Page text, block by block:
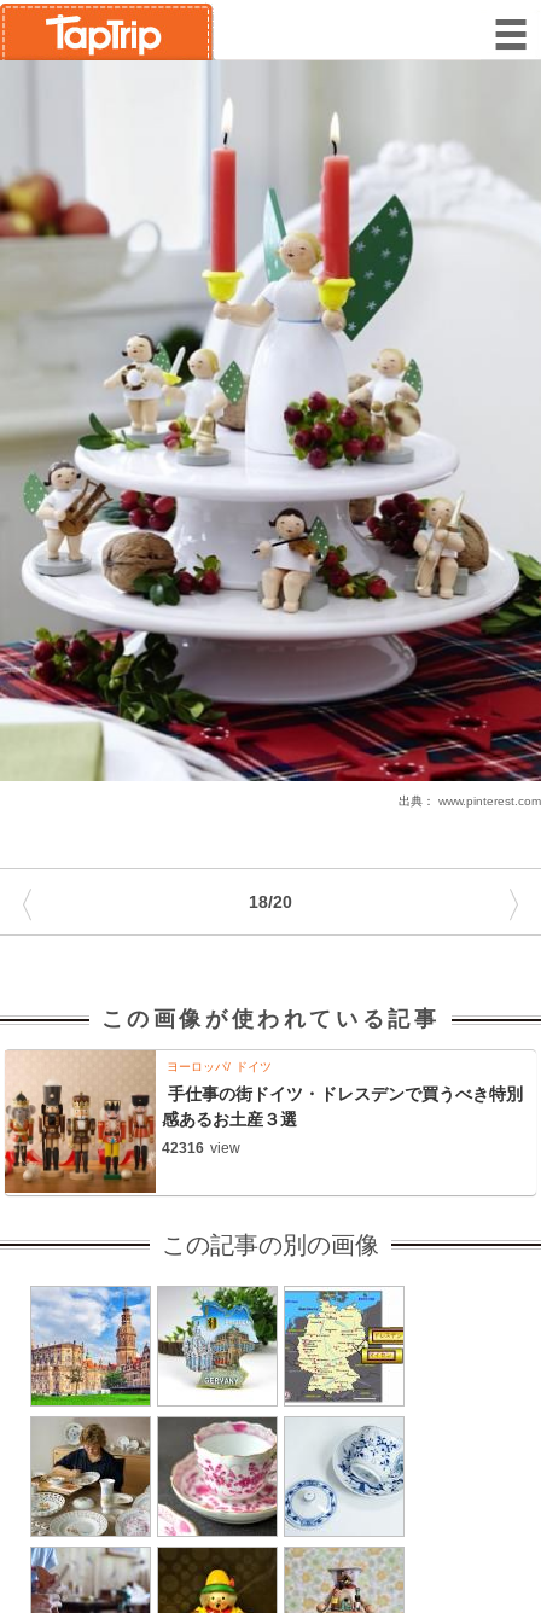
出典： www.pinterest.com
18/20
〈 〉
この画像が使われている記事
ヨーロッパ ドイツ
手仕事の街ドイツ・ドレスデンで買うべき特別
感あるお土産３選
42316 view
この記事の別の画像